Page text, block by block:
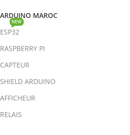
ARDUINO MAROC
ESP32
NEW
RASPBERRY PI
CAPTEUR
SHIELD ARDUINO
AFFICHEUR
RELAIS